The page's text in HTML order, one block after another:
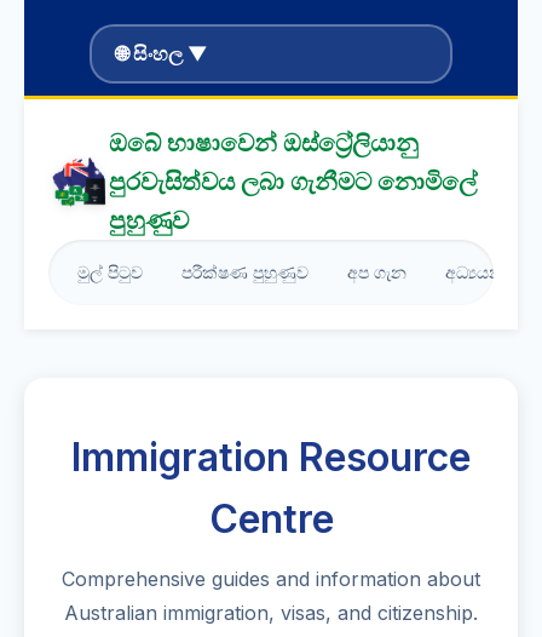
🌐 සිංහල ▼
ඔබේ භාෂාවෙන් ඔස්ට්‍රේලියානු
පුරවැසිත්වය ලබා ගැනීමට නොමිලේ
පුහුණුව
මුල් පිටුව පරීක්ෂණ පුහුණුව අප ගැන අධ්‍යයන
Immigration Resource
Centre
Comprehensive guides and information about
Australian immigration, visas, and citizenship.